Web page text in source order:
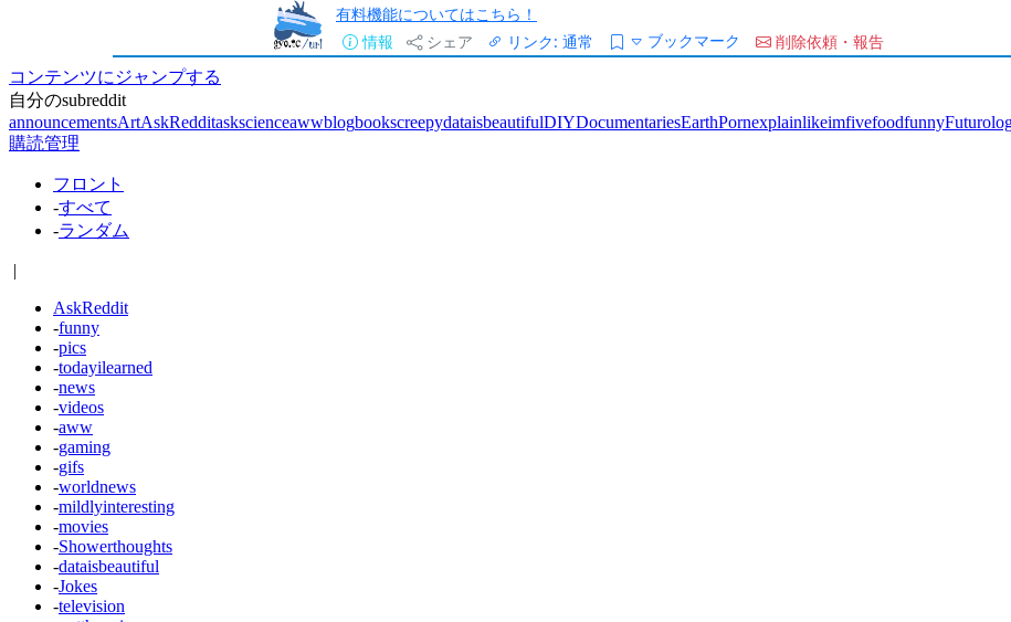
有料機能についてはこちら！
情報
シェア リンク: 通常 ブックマーク 削除依頼・報告